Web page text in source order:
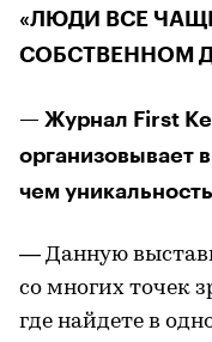
«ЛЮДИ ВСЕ
СОБСТВЕННОМ
— Журнал First
организовывает
чем
— Данную
со многих точек
где найдете в